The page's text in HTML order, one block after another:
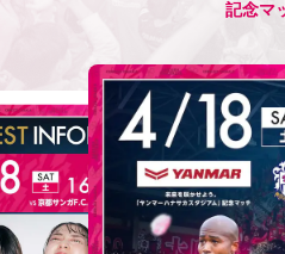
スタジアム場外フード
チケット
アクセ
記念マ